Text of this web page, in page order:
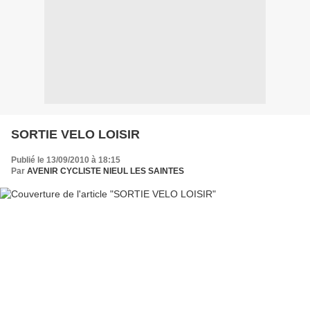
SORTIE VELO LOISIR
Publié le 13/09/2010 à 18:15
Par AVENIR CYCLISTE NIEUL LES SAINTES